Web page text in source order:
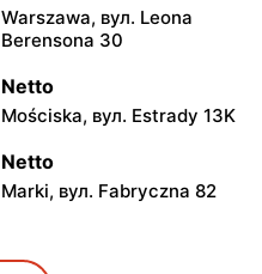
Warszawa, вул. Leona
Berensona 30
Netto
Mościska, вул. Estrady 13K
Netto
Marki, вул. Fabryczna 82
Netto